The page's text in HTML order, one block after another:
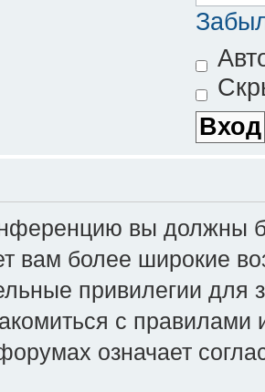
вы должны
вам более широкие
привилегии для
с
означает